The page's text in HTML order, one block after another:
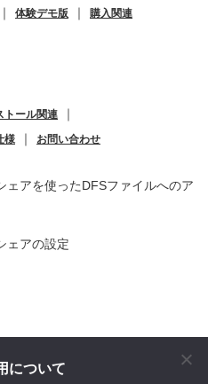
｜ 体験デモ版 ｜ 購入関連
トール関連 ｜
様 ｜ お問い合わせ
ェアを使ったDFSファイルへのア
ェアの設定
について